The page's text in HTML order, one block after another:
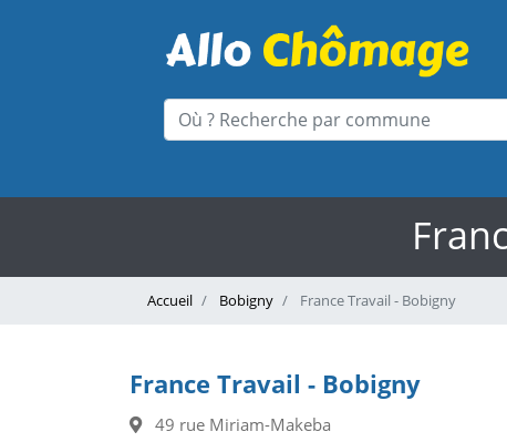
Accueil Bobigny France Travail - Bobigny
France Travail - Bobigny
49 rue Miriam-Makeba